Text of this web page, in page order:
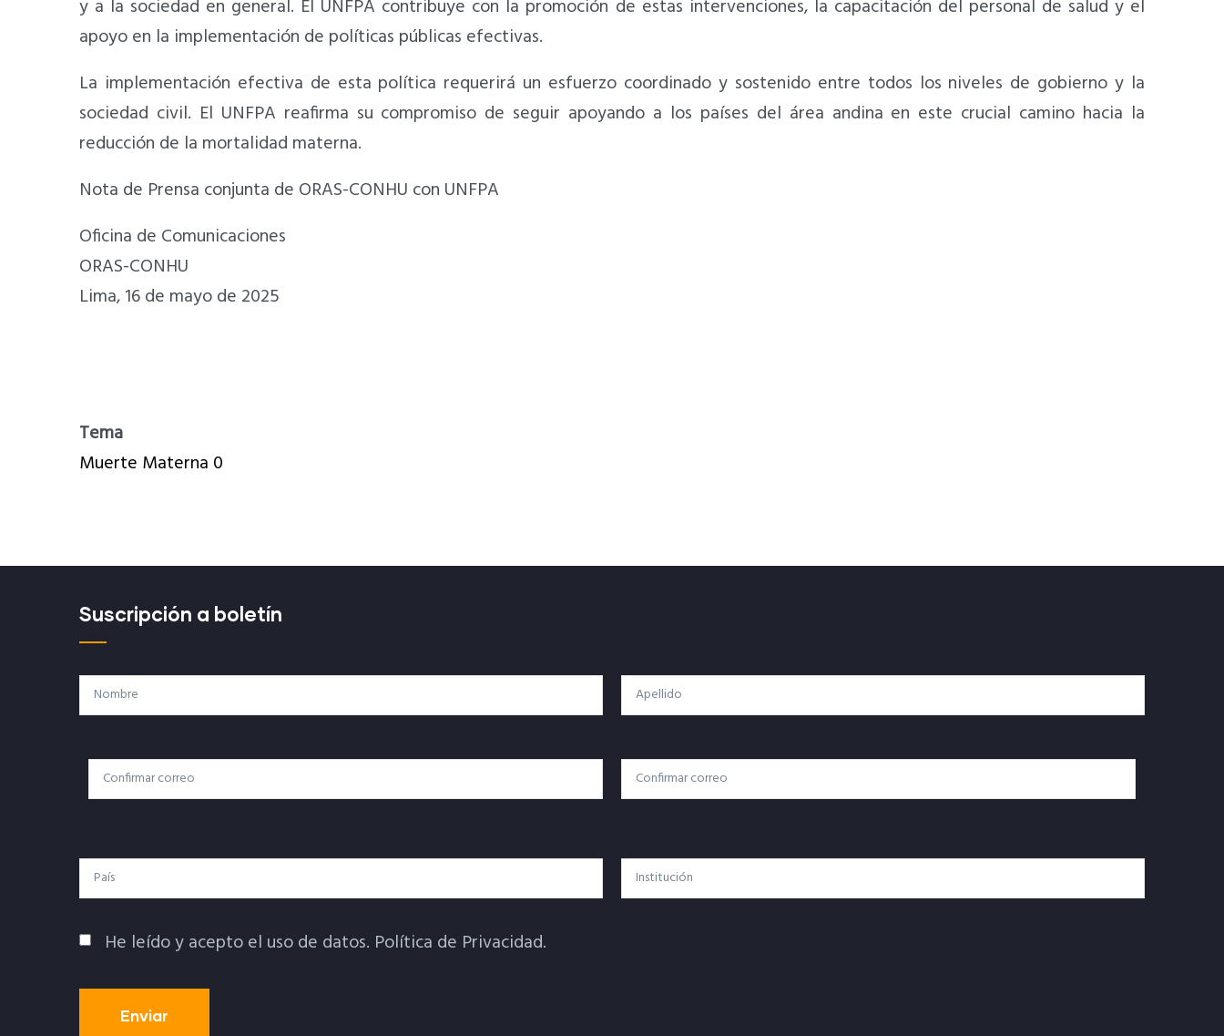
y a la sociedad en general. El UNFPA contribuye con la promoción de estas intervenciones, la capacitación del personal de salud y el
apoyo en la implementación de políticas públicas efectivas.
La implementación efectiva de esta política requerirá un esfuerzo coordinado y sostenido entre todos los niveles de gobierno y la
sociedad civil. El UNFPA reafirma su compromiso de seguir apoyando a los países del área andina en este crucial camino hacia la
reducción de la mortalidad materna.
Nota de Prensa conjunta de ORAS-CONHU con UNFPA
Oficina de Comunicaciones
ORAS-CONHU
Lima, 16 de mayo de 2025
Tema
Muerte Materna 0
Suscripción a boletín
Nombre Apellido
Correo
Electrónico
Correo Electrónico Confirmar Correo
País Institución
Política De Privacidad
He leído y acepto el uso de datos. Política de Privacidad.